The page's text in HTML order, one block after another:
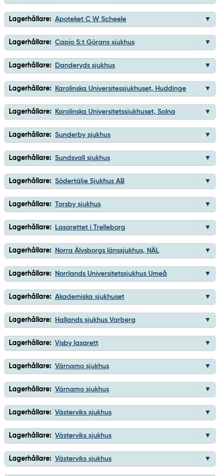
Lagerhållare: Apoteket C W Scheele
Lagerhållare: Capio S:t Görans sjukhus
Lagerhållare: Danderyds sjukhus
Lagerhållare: Karolinska Universitessjukhuset, Huddinge
Lagerhållare: Karolinska Universitetssjukhuset, Solna
Lagerhållare: Sunderby sjukhus
Lagerhållare: Sundsvall sjukhus
Lagerhållare: Södertälje Sjukhus AB
Lagerhållare: Torsby sjukhus
Lagerhållare: Lasarettet i Trelleborg
Lagerhållare: Norra Älvsborgs länssjukhus, NÄL
Lagerhållare: Norrlands Universitetssjukhus Umeå
Lagerhållare: Akademiska sjukhuset
Lagerhållare: Hallands sjukhus Varberg
Lagerhållare: Visby lasarett
Lagerhållare: Värnamo sjukhus
Lagerhållare: Värnamo sjukhus
Lagerhållare: Västerviks sjukhus
Lagerhållare: Västerviks sjukhus
Lagerhållare: Västerviks sjukhus